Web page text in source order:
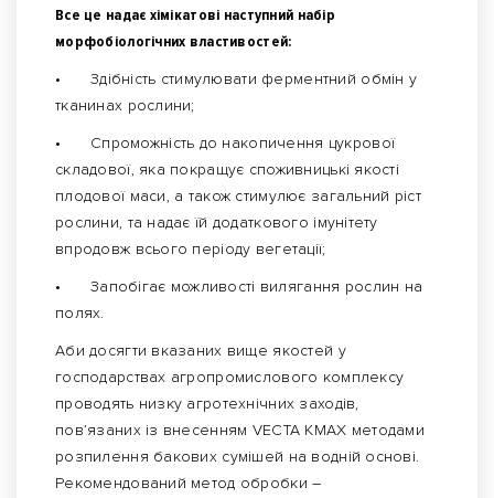
Все це надає хімікатові наступний набір
морфобіологічних властивостей:
•
Здібність стимулювати ферментний обмін у
тканинах рослини;
•
Спроможність до накопичення цукрової
складової, яка покращує споживницькі якості
плодової маси, а також стимулює загальний ріст
рослини, та надає їй додаткового імунітету
впродовж всього періоду вегетації;
•
Запобігає можливості вилягання рослин на
полях.
Аби досягти вказаних вище якостей у
господарствах агропромислового комплексу
проводять низку агротехнічних заходів,
пов’язаних із внесенням VECTA KMAX методами
розпилення бакових сумішей на водній основі.
Рекомендований метод обробки –